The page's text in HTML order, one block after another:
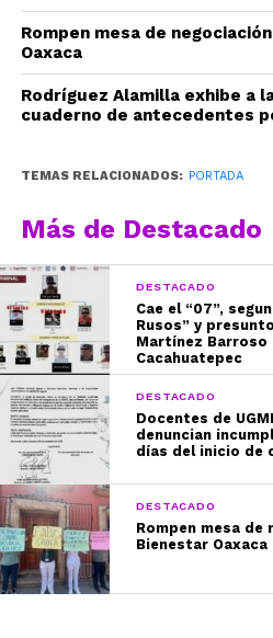
Rompen mesa de
Oaxaca
Rodríguez Alamilla exhibe a
cuaderno de antecedentes
TEMAS RELACIONADOS: PORTADA
Más de Destacado
DESTACADO
Cae el “07”,
Rusos” y
Martínez Barroso
Cacahuatepec
DESTACADO
Docentes de
denuncian
días del inicio de
DESTACADO
Rompen mesa de
Bienestar Oaxaca